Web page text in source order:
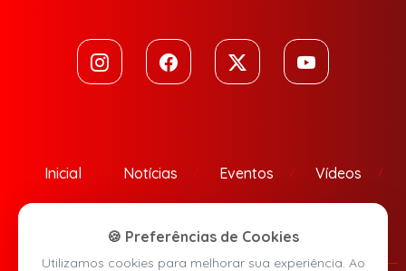
Inicial Notícias Eventos Vídeos
🍪 Preferências de Cookies
Utilizamos cookies para melhorar sua experiência. Ao